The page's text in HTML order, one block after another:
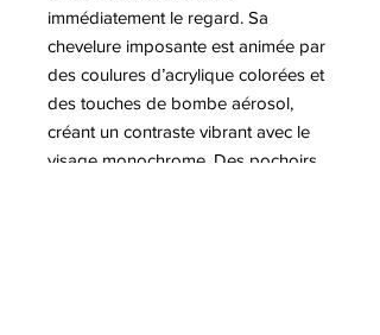
immédiatement le regard. Sa
chevelure imposante est animée par
des coulures d’acrylique colorées et
des touches de bombe aérosol,
créant un contraste vibrant avec le
visage monochrome. Des pochoirs